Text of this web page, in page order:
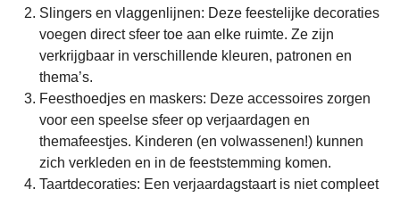
Slingers en vlaggenlijnen: Deze feestelijke decoraties
voegen direct sfeer toe aan elke ruimte. Ze zijn
verkrijgbaar in verschillende kleuren, patronen en
thema’s.
Feesthoedjes en maskers: Deze accessoires zorgen
voor een speelse sfeer op verjaardagen en
themafeestjes. Kinderen (en volwassenen!) kunnen
zich verkleden en in de feeststemming komen.
Taartdecoraties: Een verjaardagstaart is niet compleet